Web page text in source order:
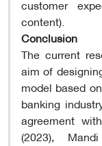
customer
content).
Conclusion
The current
aim of
model based
banking
agreement
(2023),